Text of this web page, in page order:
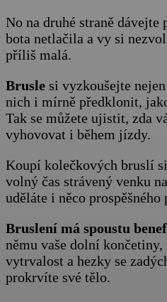
No na druhé straně dávejte
bota netlačila a vy si
příliš malá.
Brusle si vyzkoušejte
nich i mírně předklonit,
Tak se můžete ujistit, zda
vyhovovat i během jízdy.
Koupí kolečkových bruslí
volný čas strávený venku
uděláte i něco prospěšného
Bruslení má spoustu
němu vaše dolní končetiny,
vytrvalost a hezky se
prokrvíte své tělo.